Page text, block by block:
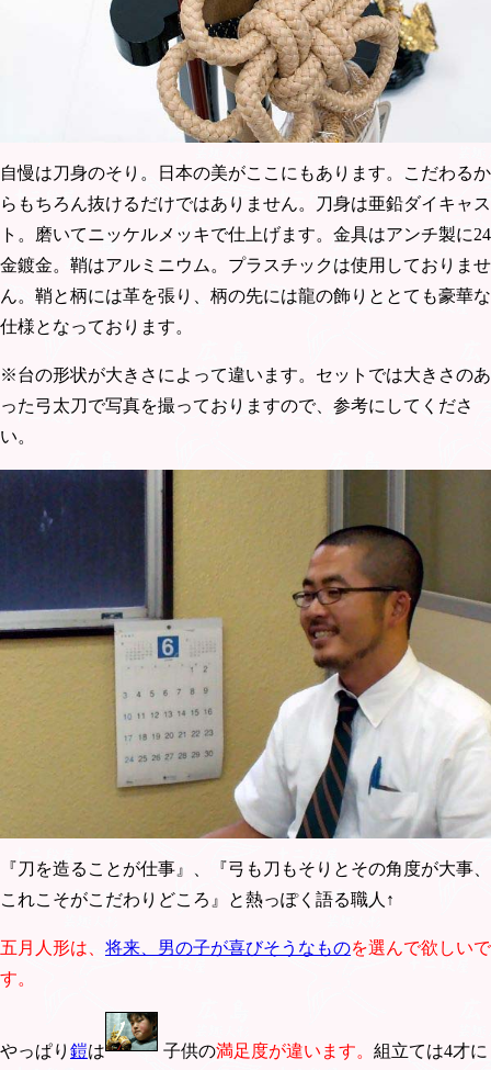
自慢は刀身のそり。日本の美がここにもあります。こだわるか
らもちろん抜けるだけではありません。刀身は亜鉛ダイキャス
ト。磨いてニッケルメッキで仕上げます。金具はアンチ製に24
金鍍金。鞘はアルミニウム。プラスチックは使用しておりませ
ん。鞘と柄には革を張り、柄の先には龍の飾りととても豪華な
仕様となっております。
※台の形状が大きさによって違います。セットでは大きさのあ
った弓太刀で写真を撮っておりますので、参考にしてくださ
い。
『刀を造ることが仕事』、『弓も刀もそりとその角度が大事、
これこそがこだわりどころ』と熱っぽく語る職人↑
五月人形は、 将来、男の子が喜びそうなものを選んで欲しいで
す。
やっぱり 鎧は 子供の満足度が違います。 組立ては4才に